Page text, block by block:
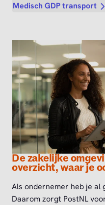
Medisch GDP transport
De zakelijke
overzicht, waar je
Als ondernemer heb je al
Daarom zorgt PostNL